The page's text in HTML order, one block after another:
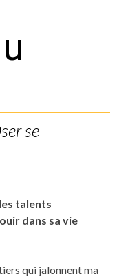
se
talents
dans sa vie
qui jalonnent ma